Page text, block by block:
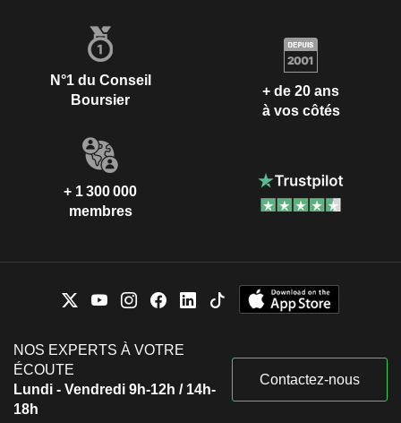
N°1 du Conseil
Boursier
+ de 20 ans
à vos côtés
+ 1 300 000
membres
NOS EXPERTS À VOTRE
ÉCOUTE
Lundi - Vendredi 9h-12h / 14h-
18h
Contactez-nous